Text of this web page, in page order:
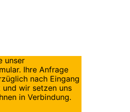
unser
Ihre Anfrage
nach Eingang
wir setzen uns
in Verbindung.